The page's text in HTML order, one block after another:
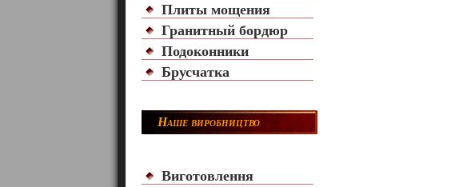
Плиты мощения
Гранитный бордюр
Подоконники
Брусчатка
Наше виробництво
Виготовлення